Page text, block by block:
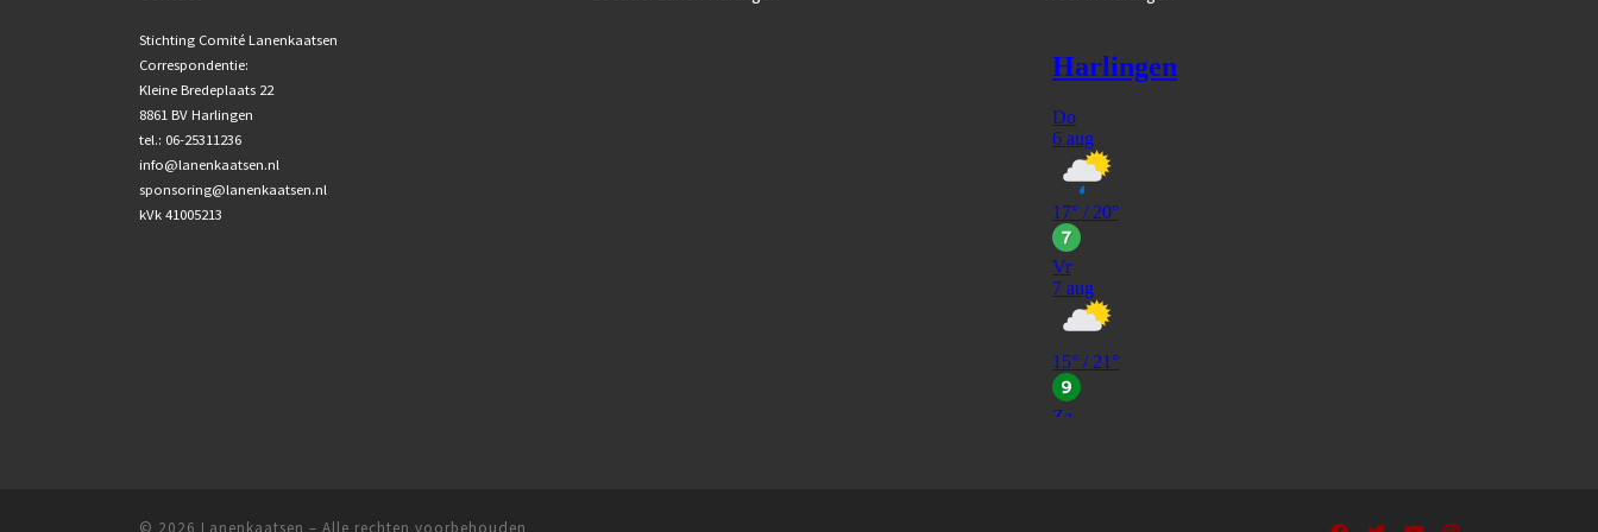
Stichting Comité Lanenkaatsen
Correspondentie:
Kleine Bredeplaats 22
8861 BV Harlingen
tel.: 06-25311236
info@lanenkaatsen.nl
sponsoring@lanenkaatsen.nl
kVk 41005213
© 2026 Lanenkaatsen – Alle rechten voorbehouden